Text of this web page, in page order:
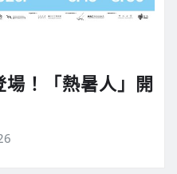
！「熱暑人」開